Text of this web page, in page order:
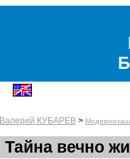
Валерий КУБАРЕВ >
Тайна вечно